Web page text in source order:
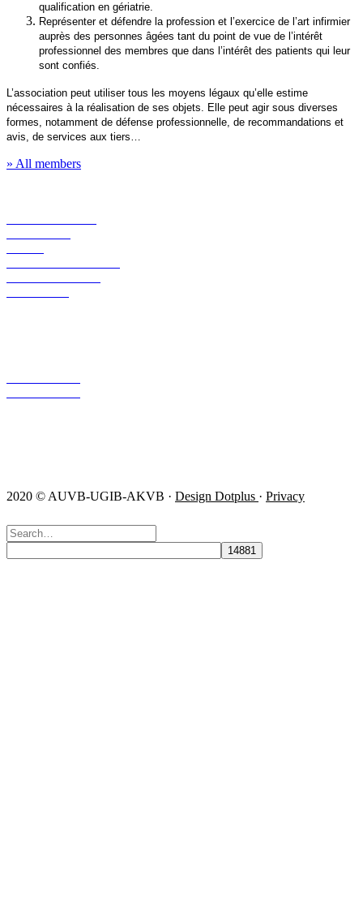
qualification en gériatrie.
Représenter et défendre la profession et l’exercice de l’art infirmier
auprès des personnes âgées tant du point de vue de l’intérêt
professionnel des membres que dans l’intérêt des patients qui leur
sont confiés.
L’association peut utiliser tous les moyens légaux qu’elle estime
nécessaires à la réalisation de ses objets. Elle peut agir sous diverses
formes, notamment de défense professionnelle, de recommandations et
avis, de services aux tiers…
» All members
2020 © AUVB-UGIB-AKVB · Design Dotplus · Privacy